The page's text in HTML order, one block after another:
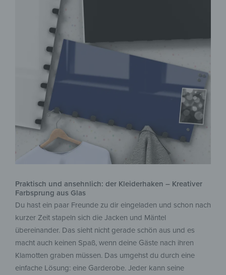
Praktisch und ansehnlich: der Kleiderhaken – Kreativer
Farbsprung aus Glas
Du hast ein paar Freunde zu dir eingeladen und schon nach
kurzer Zeit stapeln sich die Jacken und Mäntel
übereinander. Das sieht nicht gerade schön aus und es
macht auch keinen Spaß, wenn deine Gäste nach ihren
Klamotten graben müssen. Das umgehst du durch eine
einfache Lösung: eine Garderobe. Jeder kann seine